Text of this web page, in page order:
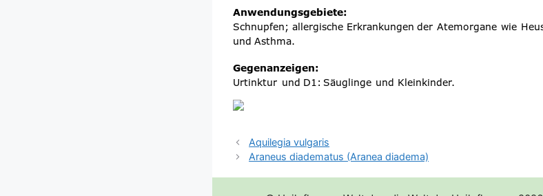
Aquilegia vulgaris
Araneus diadematus (Aranea diadema)